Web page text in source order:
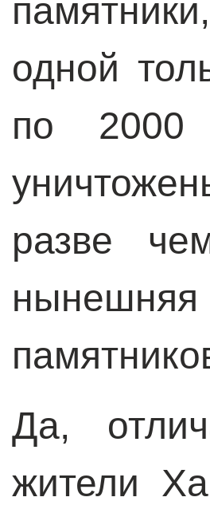
одной
по 2000
разве
Да,
жители